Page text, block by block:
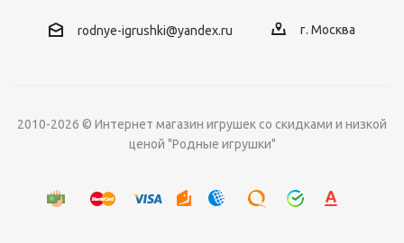
rodnye-igrushki@yandex.ru г. Москва
2010-2026 © Интернет магазин игрушек со скидками и низкой
ценой "Родные игрушки"